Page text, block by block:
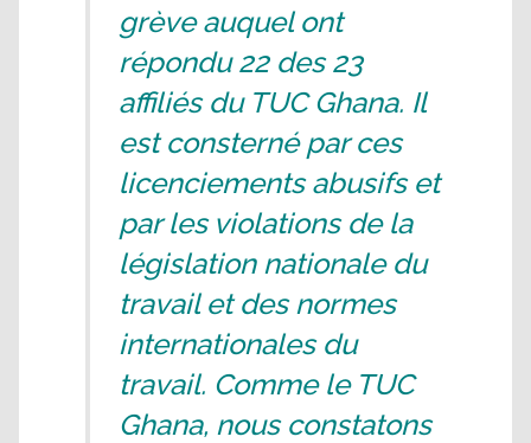
grève auquel ont
répondu 22 des 23
affiliés du TUC Ghana. Il
est consterné par ces
licenciements abusifs et
par les violations de la
législation nationale du
travail et des normes
internationales du
travail. Comme le TUC
Ghana, nous constatons